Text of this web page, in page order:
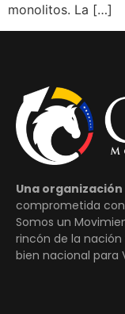
monolitos. La […]
Una organización
comprometida con
Somos un
rincón de la
bien nacional para